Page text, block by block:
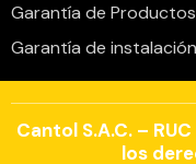
Garantía de Productos
Garantía de instalación
Cantol S.A.C. –
los